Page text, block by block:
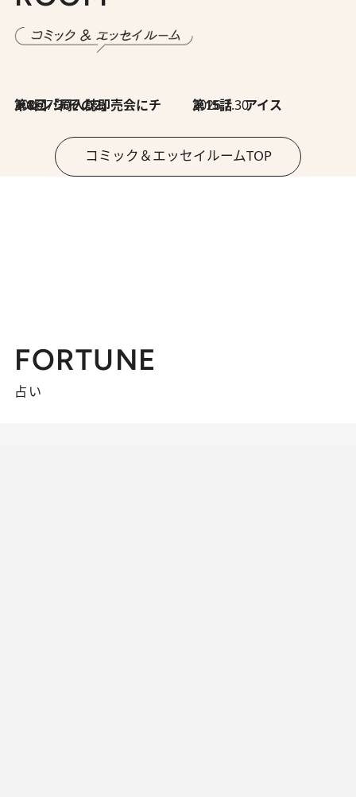
2026.7.30
第8回「同人誌即売会にチャレンジ その2」 2026.7.30
第15話 アイス
コミック＆エッセイルームTOP
FORTUNE
占い